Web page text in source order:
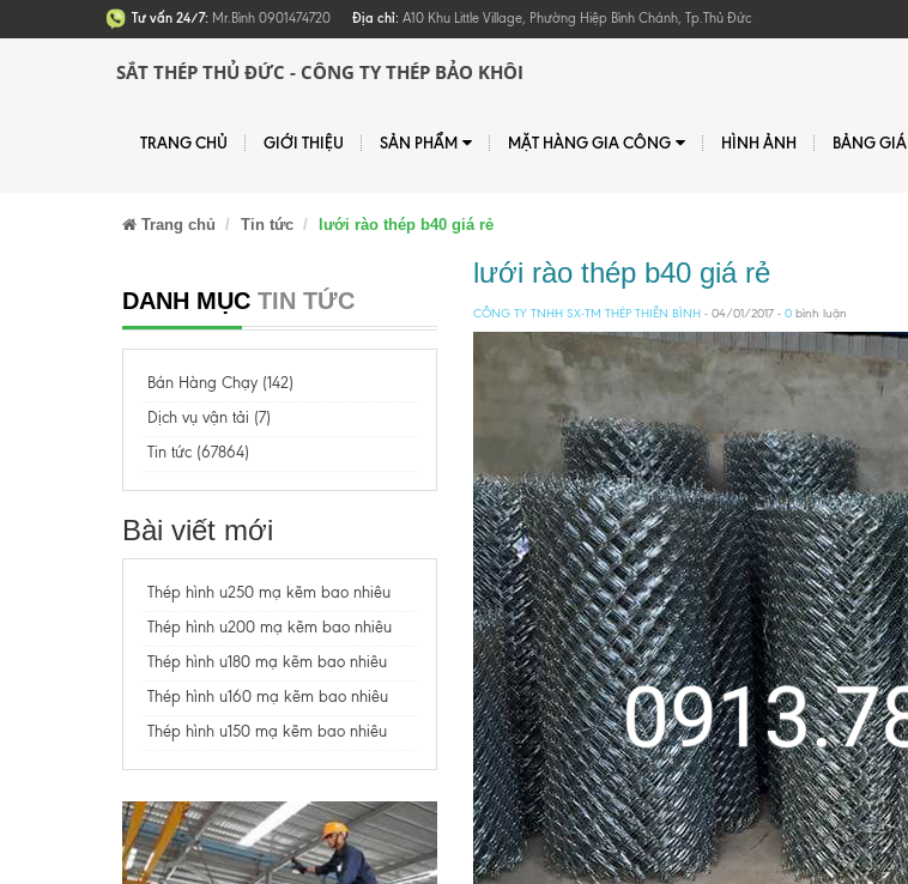
Tư vấn 24/7: Mr.Bình 0901474720 Địa chỉ: A10 Khu Little Village, Phường Hiệp Bình Chánh, Tp.Thủ Đức
SẮT THÉP THỦ ĐỨC - CÔNG TY THÉP BẢO KHÔI
TRANG CHỦ GIỚI THIỆU SẢN PHẨM MẶT HÀNG GIA CÔNG HÌNH ẢNH BẢNG GIÁ
Trang chủ Tin tức lưới rào thép b40 giá rẻ
DANH MỤC TIN TỨC
Bán Hàng Chạy (142)
Dịch vụ vận tải (7)
Tin tức (67864)
Bài viết mới
Thép hình u250 mạ kẽm bao nhiêu
Thép hình u200 mạ kẽm bao nhiêu
Thép hình u180 mạ kẽm bao nhiêu
Thép hình u160 mạ kẽm bao nhiêu
Thép hình u150 mạ kẽm bao nhiêu
lưới rào thép b40 giá rẻ
CÔNG TY TNHH SX-TM THÉP THIÊN BÌNH- 04/01/2017 - 0bình luận